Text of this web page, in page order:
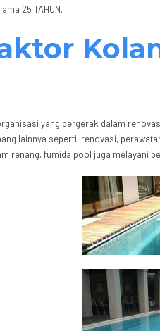
25 TAHUN.
yang bergerak dalam
lainnya seperti: renovasi,
renang, fumida pool juga melayani